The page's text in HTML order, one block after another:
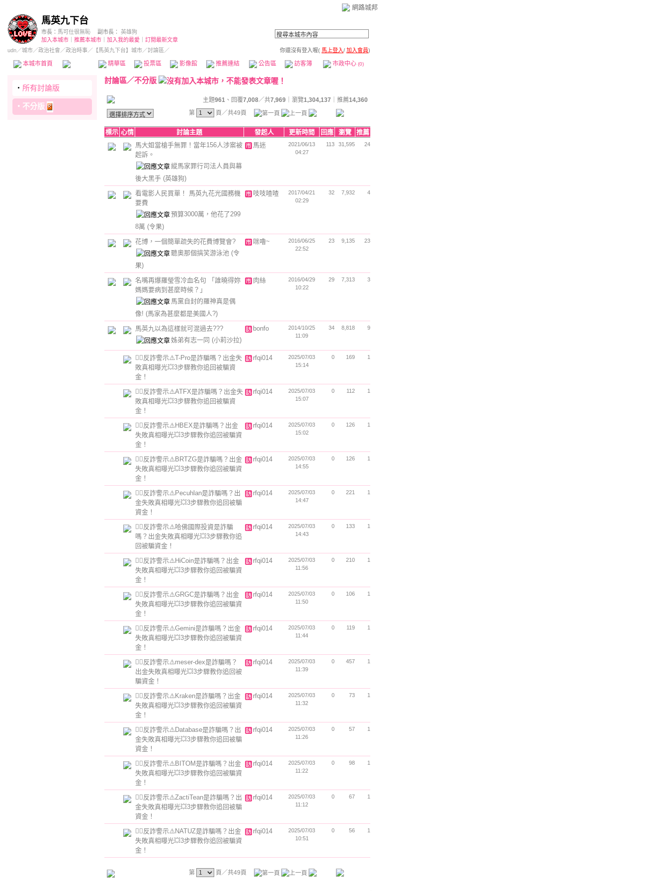
網路城邦
馬英九下台
市長： 馬可仕很無恥 副市長：
英雄狗
加入本城市
推薦本城市 加入我的最愛
訂閱最新文章
udn／城市／政治社會 ／政治時事／ 【馬英九下台】城市／討論區／ 你還沒有登入喔( 馬上登入/ 加入會員)
本城市首頁 精華區 投票區 影像館 推薦連結 公告區 訪客簿 市政中心 (0)
‧ 所有討論版
‧ 不分版
討論區／不分版
主題961 、回覆7,008／共7,969 ｜瀏覽1,304,137 ｜推薦14,360
第
頁／共49頁
標示 心情 討論主題 發起人 更新時間 回應 瀏覽
推薦
馬大姐當槍手無罪！當年156人涉案被
起訴。
縱馬家罪行司法人員與幕
後大黑手 (英雄狗)
馬迷
2021/06/13
04:27
113 31,595 24
看電影人民買單！ 馬英九花光國務機
要費
預算3000萬，他花了299
8萬 (令果)
吱吱喳喳
2017/04/21
02:29
32 7,932 4
花博，一個簡單疏失的花費博覽會?
聽奧那個搞笑游泳池 (令
果)
咪嚕~
2016/06/25
22:52
23 9,135 23
名嘴再爆羅瑩雪冷血名句 「誰曉得妳
媽媽要病到甚麼時候？」
馬黨自封的羅神真是偶
像! (馬家為甚麼都是美國人?)
肉絲
2016/04/29
10:22
29 7,313 3
馬英九以為這樣就可混過去???
姊弟有志一同 (小莉沙拉)
bonfo
2014/10/25
11:09
34 8,818 9
👮‍♂️反詐警示⚠️T-Pro是詐騙嗎？出金失
敗真相曝光💥3步驟教你追回被騙資
金！
rfqi014
2025/07/03
15:14
0 169 1
👮‍♂️反詐警示⚠️ATFX是詐騙嗎？出金失
敗真相曝光💥3步驟教你追回被騙資
金！
rfqi014
2025/07/03
15:07
0 112 1
👮‍♂️反詐警示⚠️HBEX是詐騙嗎？出金
失敗真相曝光💥3步驟教你追回被騙資
金！
rfqi014
2025/07/03
15:02
0 126 1
👮‍♂️反詐警示⚠️BRTZG是詐騙嗎？出金
失敗真相曝光💥3步驟教你追回被騙資
金！
rfqi014
2025/07/03
14:55
0 126 1
👮‍♂️反詐警示⚠️Pecuhlan是詐騙嗎？出
金失敗真相曝光💥3步驟教你追回被騙
資金！
rfqi014
2025/07/03
14:47
0 221 1
👮‍♂️反詐警示⚠️哈佛國際投資是詐騙
嗎？出金失敗真相曝光💥3步驟教你追
回被騙資金！
rfqi014
2025/07/03
14:43
0 133 1
👮‍♂️反詐警示⚠️HiCoin是詐騙嗎？出金
失敗真相曝光💥3步驟教你追回被騙資
金！
rfqi014
2025/07/03
11:56
0 210 1
👮‍♂️反詐警示⚠️GRGC是詐騙嗎？出金
失敗真相曝光💥3步驟教你追回被騙資
金！
rfqi014
2025/07/03
11:50
0 106 1
👮‍♂️反詐警示⚠️Gemini是詐騙嗎？出金
失敗真相曝光💥3步驟教你追回被騙資
金！
rfqi014
2025/07/03
11:44
0 119 1
👮‍♂️反詐警示⚠️meser-dex是詐騙嗎？
出金失敗真相曝光💥3步驟教你追回被
騙資金！
rfqi014
2025/07/03
11:39
0 457 1
👮‍♂️反詐警示⚠️Kraken是詐騙嗎？出金
失敗真相曝光💥3步驟教你追回被騙資
金！
rfqi014
2025/07/03
11:32
0 73 1
👮‍♂️反詐警示⚠️Database是詐騙嗎？出
金失敗真相曝光💥3步驟教你追回被騙
資金！
rfqi014
2025/07/03
11:26
0 57 1
👮‍♂️反詐警示⚠️BITOM是詐騙嗎？出金
失敗真相曝光💥3步驟教你追回被騙資
金！
rfqi014
2025/07/03
11:22
0 98 1
👮‍♂️反詐警示⚠️ZactiTean是詐騙嗎？出
金失敗真相曝光💥3步驟教你追回被騙
資金！
rfqi014
2025/07/03
11:12
0 67 1
👮‍♂️反詐警示⚠️NATUZ是詐騙嗎？出金
失敗真相曝光💥3步驟教你追回被騙資
金！
rfqi014
2025/07/03
10:51
0 56 1
第 頁／共49頁